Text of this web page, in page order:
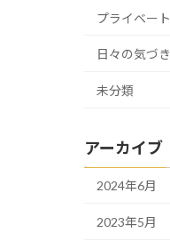
プライベート
日々の気づき
未分類
アーカイブ
2024年6月
2023年5月